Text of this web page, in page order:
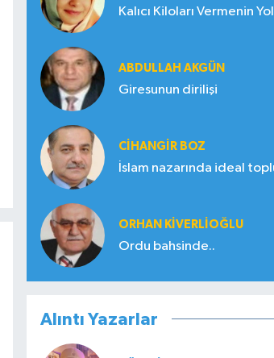
Kalıcı Kiloları Vermenin
ABDULLAH AKGÜN
Giresunun dirilişi
CIHANGIR BOZ
İslam nazarında ideal
ORHAN KIVERLIOĞLU
Ordu bahsinde..
Alıntı Yazarlar